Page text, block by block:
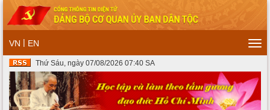
VN | EN
Thứ Sáu, ngày 07/08/2026 07:40 SA